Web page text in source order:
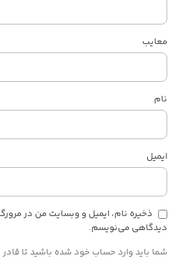
معایب
نام
ایمیل
ذخیره نام، ایمیل و وبسایت من در
دیدگاهی می‌نویسم.
شما باید وارد حساب خود شده باشید تا